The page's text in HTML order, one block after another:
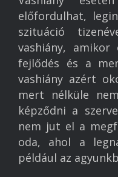
előfordulhat,
szituáció
vashiány,
fejlődés és a
vashiány azért
mert nélküle
képződni a
nem jut el a
oda, ahol a
például az